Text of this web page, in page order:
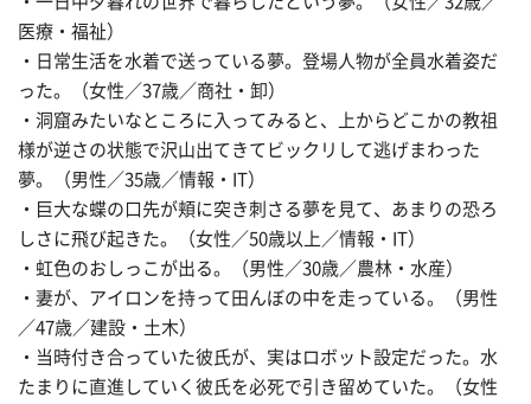
医療・福祉）
・日常生活を水着で送っている夢。登場人物が全員水着姿だ
った。（女性／37歳／商社・卸）
・洞窟みたいなところに入ってみると、上からどこかの教祖
様が逆さの状態で沢山出てきてビックリして逃げまわった
夢。（男性／35歳／情報・IT）
・巨大な蝶の口先が頬に突き刺さる夢を見て、あまりの恐ろ
しさに飛び起きた。（女性／50歳以上／情報・IT）
・虹色のおしっこが出る。（男性／30歳／農林・水産）
・妻が、アイロンを持って田んぼの中を走っている。（男性
／47歳／建設・土木）
・当時付き合っていた彼氏が、実はロボット設定だった。水
たまりに直進していく彼氏を必死で引き留めていた。（女性